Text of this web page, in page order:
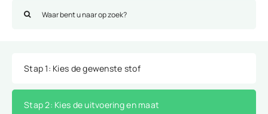
naar:
Stap 1: Kies de gewenste stof
Stap 2: Kies de uitvoering en maat